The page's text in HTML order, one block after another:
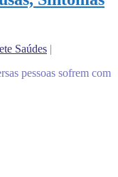
Saúdes |
pessoas sofrem com